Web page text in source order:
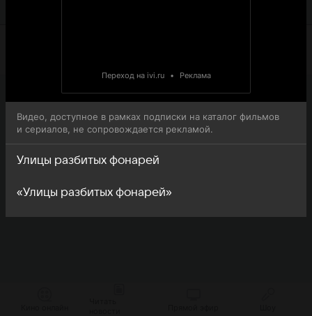
Переход на ivi.ru • Реклама
Видео, доступное в рамках подписки на каталог фильмов
и сериалов, не сопровождается рекламой.
Улицы разбитых фонарей
«Улицы разбитых фонарей»